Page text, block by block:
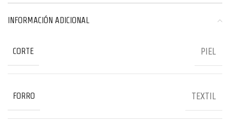
INFORMACIÓN ADICIONAL
CORTE PIEL
FORRO TEXTIL